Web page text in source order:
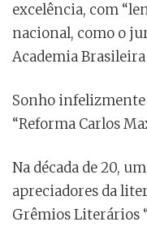
excelência, com
nacional, como o
Academia
Sonho
“Reforma Carlos
Na década de 20,
apreciadores da
Grêmios Literários